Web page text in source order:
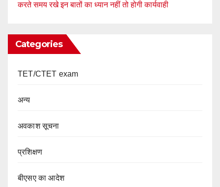
करते समय रखे इन बातों का ध्यान नहीं तो होगी कार्यवाही
Categories
TET/CTET exam
अन्य
अवकाश सूचना
प्रशिक्षण
बीएसए का आदेश